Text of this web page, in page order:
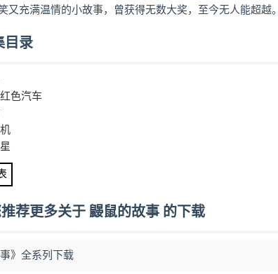
又充满温情的小故事，曾获得无数大奖，至今无人能超越。
目录
色汽车
家
荐更多关于 鼹鼠的故事 的下载
》全系列下载